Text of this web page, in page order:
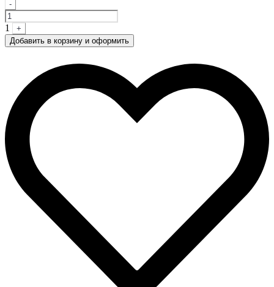
Quantity
-
1
+
Добавить в корзину и оформить